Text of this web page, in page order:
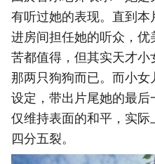
有听过她的表现。直到
进房间担任她的听众，
苦都值得，但其实天才
那两只狗狗而已。而小
设定，带出片尾她的最
仅维持表面的和平，实
四分五裂。